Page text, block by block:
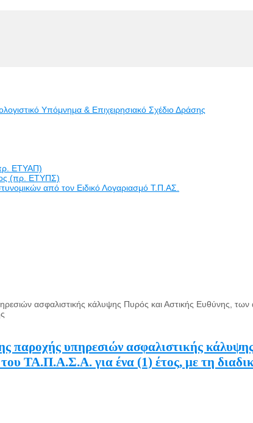
Υπόμνημα & Επιχειρησιακό Σχέδιο Δράσης
ΕΤΥΑΠ)
(πρ. ΕΤΥΠΣ)
από τον Ειδικό Λογαριασμό Τ.Π.ΑΣ.
ασφαλιστικής κάλυψης Πυρός και Αστικής Ευθύνης,
παροχής υπηρεσιών ασφαλιστικής
ΤΑ.Π.Α.Σ.Α. για ένα (1) έτος, με τη